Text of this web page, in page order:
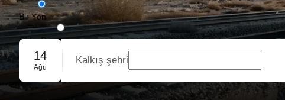
Bir Yön
Gidiş-Dönüş
Grup Rezervasyonu
14
Ağu
Kalkış şehri